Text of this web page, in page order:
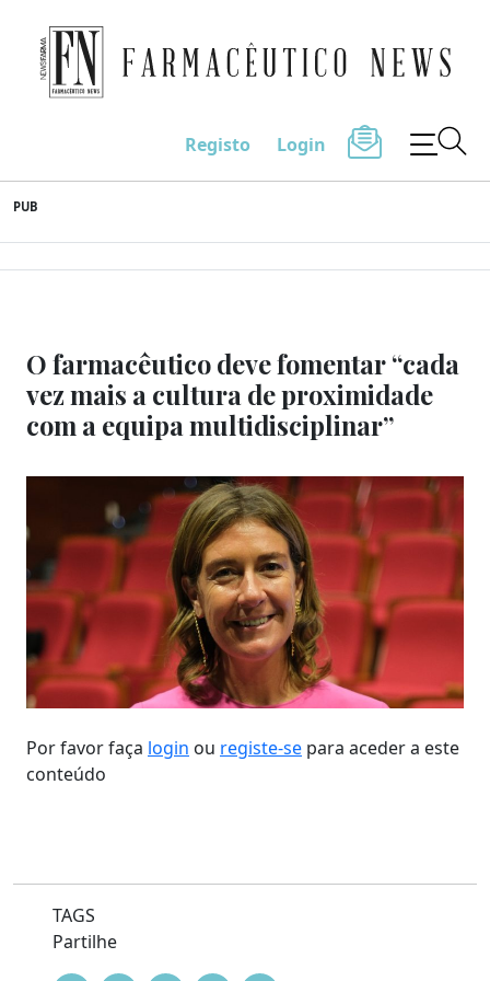
to
content
Farmacêutico News
Registo Login
PUB
O farmacêutico deve fomentar “cada
vez mais a cultura de proximidade
com a equipa multidisciplinar”
Por favor faça login ou registe-se para aceder a este
conteúdo
TAGS
Partilhe